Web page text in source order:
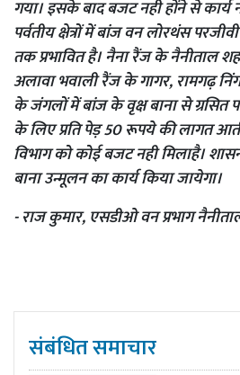
गया। इसके बाद बजट नही होंने से कार्य
पर्वतीय क्षेत्रों में बांज वन लोरथंस
तक प्रभावित है। नैना रैंज के नैनीताल
अलावा भवाली रैंज के गागर, रामगढ़
के जंगलों में बांज के वृक्ष बाना से ग्रसित
के लिए प्रति पेड़ 50 रूपये की लागत
विभाग को कोई बजट नही मिलाहै।
बाना उन्मूलन का कार्य किया जायेगा।
- राज कुमार, एसडीओ वन प्रभाग
संबंधित समाचार